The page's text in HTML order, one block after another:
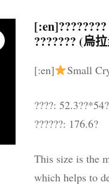
??????? (烏
[:en] Small
????:
??????: 176.6?
This size is the
which helps to